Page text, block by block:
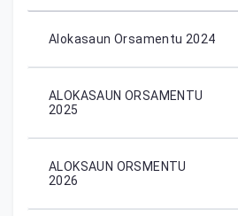
Alokasaun Orsamentu 2024
ALOKASAUN ORSAMENTU
2025
ALOKSAUN ORSMENTU
2026